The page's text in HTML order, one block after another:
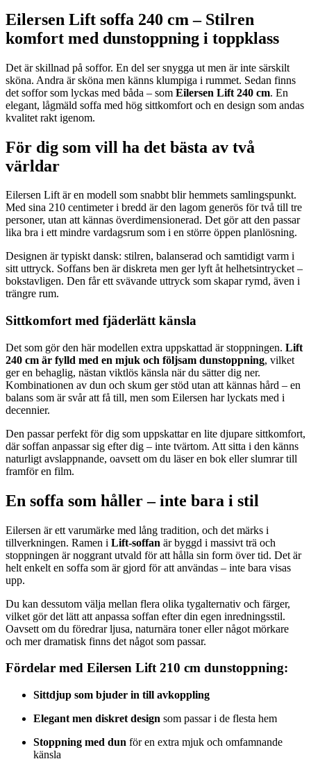
Eilersen Lift soffa 240 cm – Stilren
komfort med dunstoppning i toppklass
Det ärskillnad på soffor. En del sersnygga ut men ärinte särskilt
sköna. Andra ärsköna men känns klumpiga i rummet. Sedan finns
det sofforsom lyckas med båda – som Eilersen Lift 240 cm. En
elegant, lågmäld soffa med hög sittkomfort och en design som andas
kvalitet rakt igenom.
För dig som vill ha det bästa av två
världar
Eilersen Liftären modell som snabbtblirhemmets samlingspunkt.
Med sina 210 centimeteri bredd ärden lagom generös förtvå till tre
personer, utan attkännas överdimensionerad. Det görattden passar
lika bra i ettmindre vardagsrum som i en större öppen planlösning.
Designen ärtypisktdansk: stilren, balanserad och samtidigtvarm i
sittuttryck. Soffans ben ärdiskreta men gerlyftåthelhetsintrycket –
bokstavligen. Den fårettsvävande uttryck som skaparrymd, även i
trängre rum.
Sittkomfort med fjäderlätt känsla
Det som görden härmodellen extra uppskattad ärstoppningen. Lift
240 cm är fylld med en mjuk och följsam dunstoppning, vilket
geren behaglig, nästan viktlös känsla närdu sätterdig ner.
Kombinationen av dun och skum gerstöd utan att kännas hård – en
balans som ärsvåratt få till, men som Eilersen harlyckats med i
decennier.
Den passarperfekt fördig som uppskattaren lite djupare sittkomfort,
därsoffan anpassarsig efterdig – inte tvärtom. Att sitta i den känns
naturligt avslappnande, oavsett om du läseren bok ellerslumrartill
framfören film.
En soffa som håller –inte bara i stil
Eilersen ärett varumärke med lång tradition, och det märks i
tillverkningen. Ramen i Lift-soffan ärbyggd i massivt trä och
stoppningen ärnoggrant utvald föratt hålla sin form övertid. Det är
helt enkelt en soffa som är gjord föratt användas – inte bara visas
upp.
Du kan dessutom välja mellan flera olika tygalternativ och färger,
vilket gördet lätt att anpassa soffan efterdin egen inredningsstil.
Oavsett om du föredrarljusa, naturnära tonerellernågot mörkare
och merdramatisk finns det något som passar.
Fördelar med Eilersen Lift210 cm dunstoppning:
Sittdjup som bjuder in till avkoppling
Elegant men diskret design som passari de flesta hem
Stoppning med dun fören extra mjuk och omfamnande
känsla